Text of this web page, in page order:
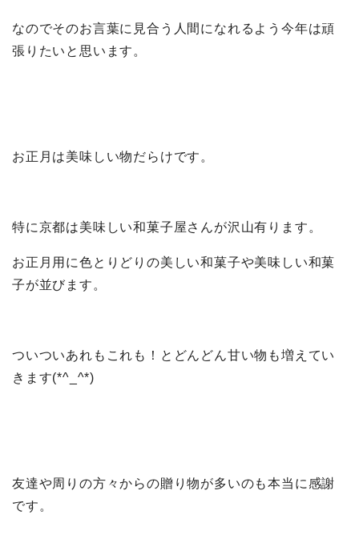
なのでそのお言葉に見合う人間になれるよう今年は頑
張りたいと思います。
お正月は美味しい物だらけです。
特に京都は美味しい和菓子屋さんが沢山有ります。
お正月用に色とりどりの美しい和菓子や美味しい和菓
子が並びます。
ついついあれもこれも！とどんどん甘い物も増えてい
きます(*^_^*)
友達や周りの方々からの贈り物が多いのも本当に感謝
です。